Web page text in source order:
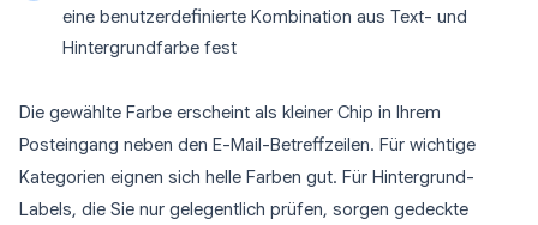
eine benutzerdefinierte Kombination aus Text- und
Hintergrundfarbe fest
Die gewählte Farbe erscheint als kleiner Chip in Ihrem
Posteingang neben den E-Mail-Betreffzeilen. Für wichtige
Kategorien eignen sich helle Farben gut. Für Hintergrund-
Labels, die Sie nur gelegentlich prüfen, sorgen gedeckte